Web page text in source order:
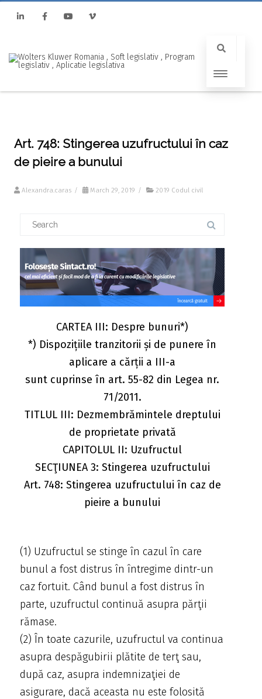
Art. 748: Stingerea uzufructului în caz
de pieire a bunului
Alexandra.caras / March 29, 2019 / 2019 Codul civil
CARTEA III: Despre bunuri*)
*) Dispozițiile tranzitorii și de punere în
aplicare a cărții a III-a
sunt cuprinse în art. 55-82 din Legea nr.
71/2011.
TITLUL III: Dezmembrămintele dreptului
de proprietate privată
CAPITOLUL II: Uzufructul
SECŢIUNEA 3: Stingerea uzufructului
Art. 748: Stingerea uzufructului în caz de
pieire a bunului
(1) Uzufructul se stinge în cazul în care
bunul a fost distrus în întregime dintr-un
caz fortuit. Când bunul a fost distrus în
parte, uzufructul continuă asupra părţii
rămase.
(2) În toate cazurile, uzufructul va continua
asupra despăgubirii plătite de terţ sau,
după caz, asupra indemnizaţiei de
asigurare, dacă aceasta nu este folosită